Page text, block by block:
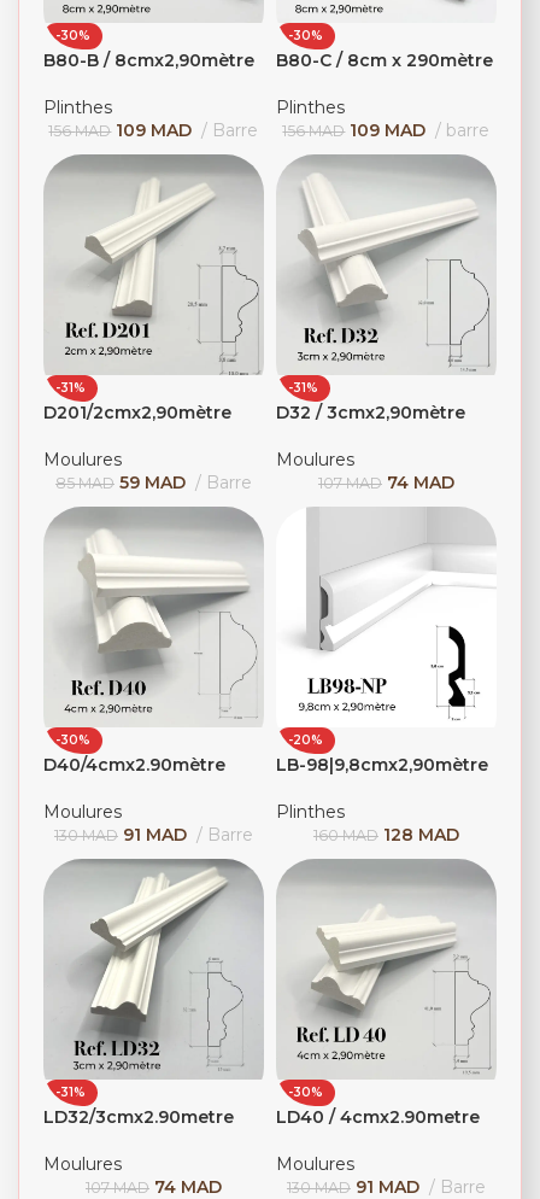
-30%
B80-B / 8cmx2,90mètre
Plinthes
156MAD 109 MAD Barre
-30%
B80-C / 8cm x 290mètre
Plinthes
156MAD 109 MAD barre
-31%
D201/2cmx2,90mètre
Moulures
85MAD 59 MAD Barre
-31%
D32 / 3cmx2,90mètre
Moulures
107MAD 74 MAD
-30%
D40/4cmx2.90mètre
Moulures
130MAD 91 MAD Barre
-20%
LB-98|9,8cmx2,90mètre
Plinthes
160MAD 128 MAD
-31%
LD32/3cmx2.90metre
Moulures
107MAD 74 MAD
-30%
LD40 / 4cmx2.90metre
Moulures
130MAD 91 MAD Barre